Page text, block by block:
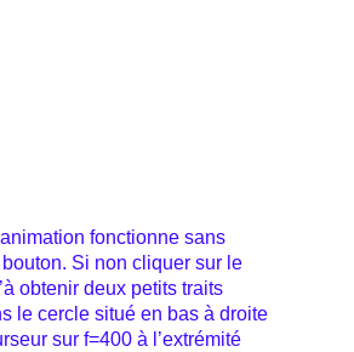
fonctionne sans
Si non cliquer sur le
obtenir deux petits traits
le cercle situé en bas à droite
sur f=400 à l’extrémité